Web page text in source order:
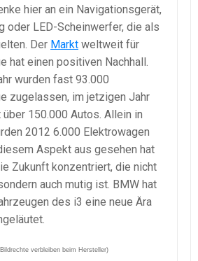
hier an ein Navigationsgerät,
oder LED-Scheinwerfer, die als
Der Markt weltweit für
hat einen positiven Nachhall.
wurden fast 93.000
zugelassen, im jetzigen Jahr
150.000 Autos. Allein in
2012 6.000 Elektrowagen
Aspekt aus gesehen hat
Zukunft konzentriert, die nicht
auch mutig ist. BMW hat
des i3 eine neue Ära
verbleiben beim Hersteller)